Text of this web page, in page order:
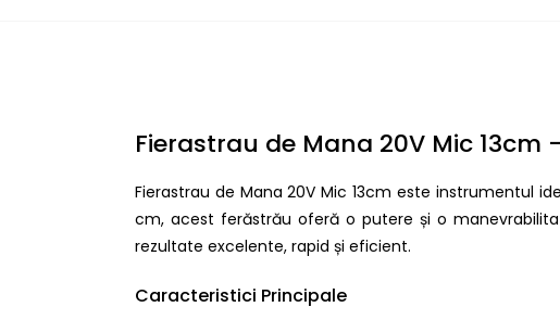
Fierastrau de Mana 20V Mic 13cm
Fierastrau de Mana 20V Mic 13cm este instrumentul
cm, acest ferăstrău oferă o putere și o
rezultate excelente, rapid și eficient.
Caracteristici Principale